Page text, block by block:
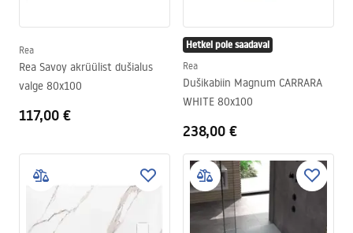
Rea
Rea Savoy akrüülist dušialus
valge 80x100
117,00 €
Hetkel pole saadaval
Rea
Dušikabiin Magnum CARRARA
WHITE 80x100
238,00 €